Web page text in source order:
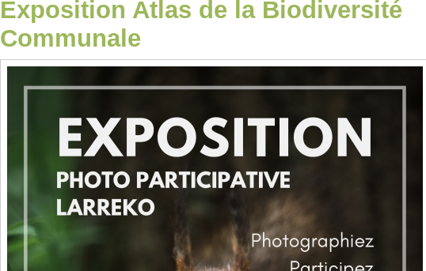
Exposition Atlas de la Biodiversité
Communale